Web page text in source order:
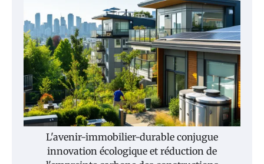
L'avenir-immobilier-durable conjugue
innovation écologique et réduction de